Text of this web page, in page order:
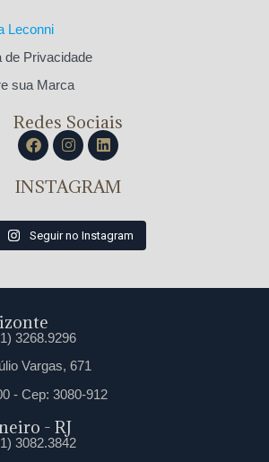
Leconni
de Privacidade
sua Marca
Redes Sociais
INSTAGRAM
Seguir no Instagram
3268.9296
Vargas, 671
- Cep: 3080-912
- RJ
3082.3842